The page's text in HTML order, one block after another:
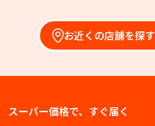
お近くの店舗を探す
スーパー価格で、すぐ届く